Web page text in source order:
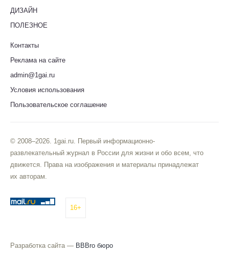
ДИЗАЙН
ПОЛЕЗНОЕ
Контакты
Реклама на сайте
admin@1gai.ru
Условия использования
Пользовательское соглашение
© 2008–2026. 1gai.ru. Первый информационно-
развлекательный журнал в России для жизни и обо всем, что
движется. Права на изображения и материалы принадлежат
их авторам.
16+
Разработка сайта — BBBro бюро